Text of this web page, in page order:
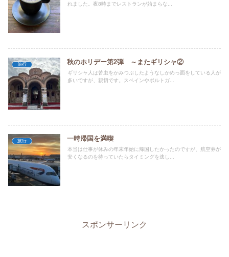
れました。夜8時までレストランが始まらな...
旅行 秋のホリデー第2弾 ～またギリシャ②
ギリシャ人は苦虫をかみつぶしたようなしかめっ面をしている人が
多いですが、親切です。スペインやポルトガ...
旅行 一時帰国を満喫
本当は仕事が休みの年末年始に帰国したかったのですが、航空券が
安くなるのを待っていたらタイミングを逃し...
スポンサーリンク